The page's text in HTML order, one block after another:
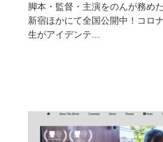
脚本・監督・主演をのんが務め
新宿ほかにて全国公開中！コロ
生がアイデンテ...